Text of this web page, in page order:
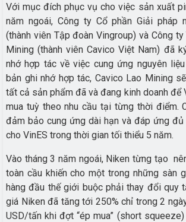
Với mục đích phục vụ cho việc sản xuất
năm ngoái, Công ty Cổ phần Giải pháp
(thành viên Tập đoàn Vingroup) và Công
Mining (thành viên Cavico Việt Nam) đã
nhớ hợp tác về việc cung ứng nguyên
bản ghi nhớ hợp tác, Cavico Lao Mining
tất cả sản phẩm đã và đang kinh doanh để
mua tuỳ theo nhu cầu tại từng thời điểm.
đảm bảo cung ứng dài hạn và đáp ứng đủ
cho VinES trong thời gian tối thiểu 5 năm.
Vào tháng 3 năm ngoái, Niken từng tạo
toàn cầu khiến cho một trong những sàn
hàng đầu thế giới buộc phải thay đổi quy
giá Niken đã tăng tới 250% chỉ trong 2
USD/tấnkhi đợt “ép mua” (short